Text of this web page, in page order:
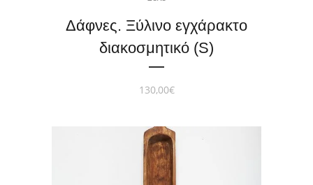
Δάφνες. Ξύλινο εγχάρακτο
διακοσμητικό (S)
130,00€